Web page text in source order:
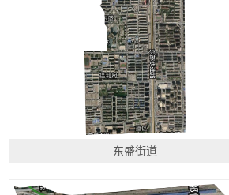
东盛街道